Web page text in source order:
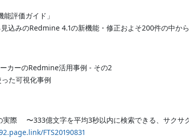
評価ガイド」
込みのRedmine 4.1の新機能・修正およそ200件の中か
カーのRedmine活用事例 - その2
た可視化事例
実際 〜333億文字を平均3秒以内に検索できる、サクサ
FTS20190831